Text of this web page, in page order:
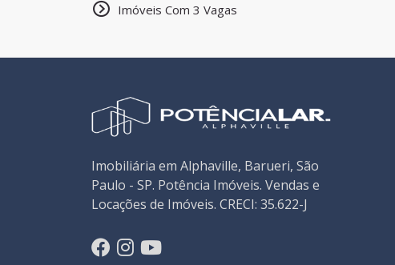
Imóveis Com 3 Vagas
Imobiliária em Alphaville, Barueri, São
Paulo - SP. Potência Imóveis. Vendas e
Locações de Imóveis. CRECI: 35.622-J